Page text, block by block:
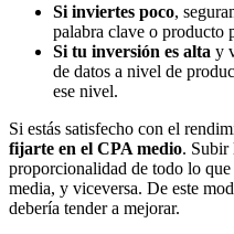
Si inviertes poco,
palabra clave o producto
Si tu inversión es alta y
de datos a nivel de
ese nivel.
Si estás satisfecho con el
fijarte en el CPA medio. Subir
proporcionalidad de todo lo
media, y viceversa. De este
debería tender a mejorar.